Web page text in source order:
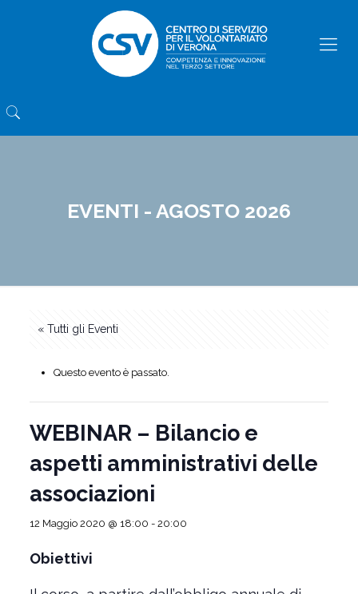
EVENTI - AGOSTO 2026
« Tutti gli Eventi
Questo evento è passato.
WEBINAR – Bilancio e
aspetti amministrativi delle
associazioni
12 Maggio 2020 @ 18:00 - 20:00
Obiettivi